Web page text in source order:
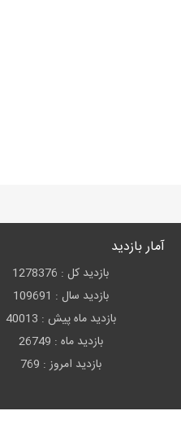
آمار بازدید
بازدید کل : 1278376
بازدید سال : 109691
بازدید ماه پیش : 40013
بازدید ماه : 26749
بازدید امروز : 769